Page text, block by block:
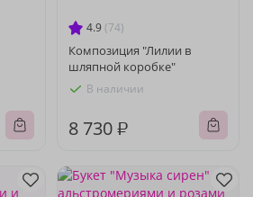
4.9 (74)
Композиция "Лилии в
шляпной коробке"
В наличии
8 730 ₽